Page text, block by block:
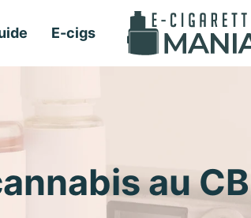
E-cigs
au